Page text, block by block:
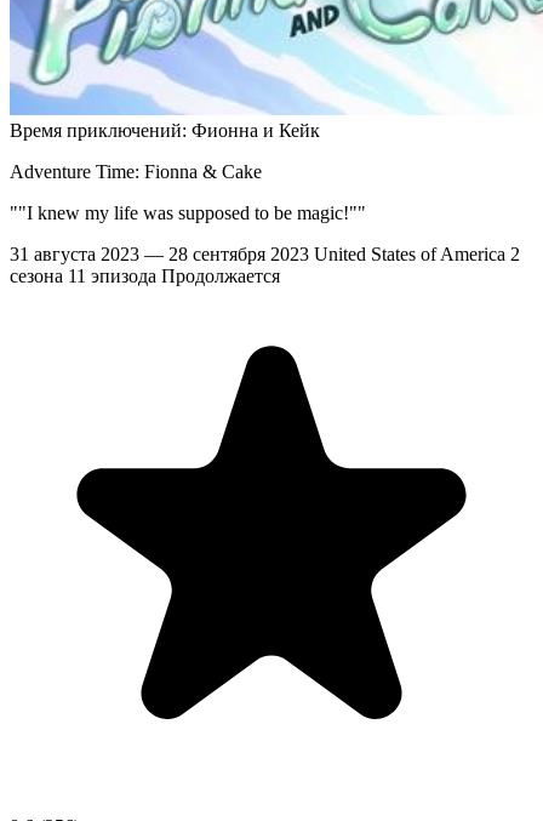
Время приключений: Фионна и Кейк
Adventure Time: Fionna & Cake
""I knew my life was supposed to be magic!""
31 августа 2023 — 28 сентября 2023 United States of America 2
сезона 11 эпизода Продолжается